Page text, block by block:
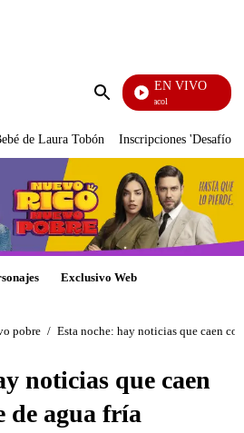
Enviar
EN VIVO
Noticias Caracol
de Laura Tobón Inscripciones 'Desafío'
Exclusivo Web
pobre / Esta noche: hay noticias que caen
noticias que caen
de agua fría